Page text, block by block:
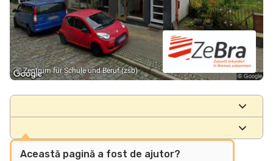
© Zentrum für Schule und Beruf (zsb)
Locații
Această pagină a fost de ajutor?